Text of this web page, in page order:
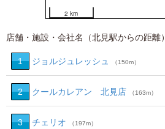
2 km
店舗・施設・会社名（北見駅からの距離）
1 ジョルジュレッシュ （150m）
2 クールカレアン 北見店 （163m）
3 チェリオ （197m）